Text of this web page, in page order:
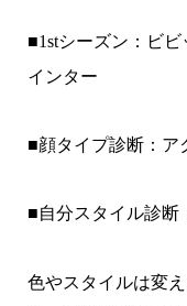
■1stシーズン：ビ
インター
■顔タイプ診断：ア
■自分スタイル診断
色やスタイルは変